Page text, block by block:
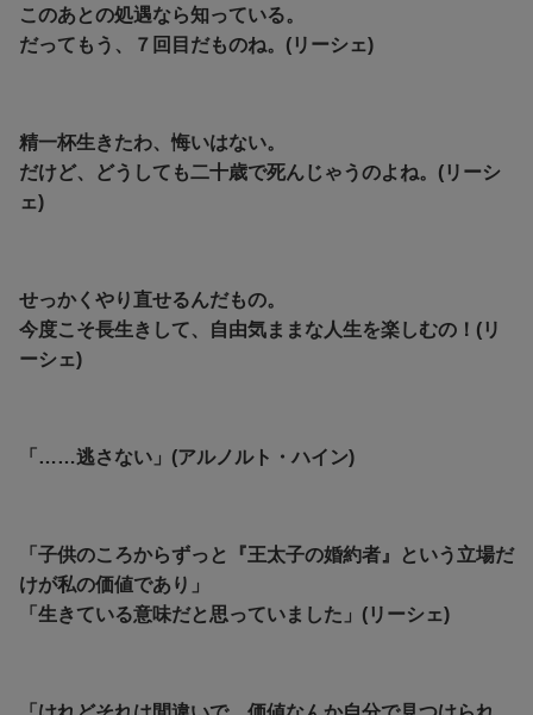
このあとの処遇なら知っている。
だってもう、７回目だものね。(リーシェ)
精一杯生きたわ、悔いはない。
だけど、どうしても二十歳で死んじゃうのよね。(リーシ
ェ)
せっかくやり直せるんだもの。
今度こそ長生きして、自由気ままな人生を楽しむの！(リ
ーシェ)
「……逃さない」(アルノルト・ハイン)
「子供のころからずっと『王太子の婚約者』という立場だ
けが私の価値であり」
「生きている意味だと思っていました」(リーシェ)